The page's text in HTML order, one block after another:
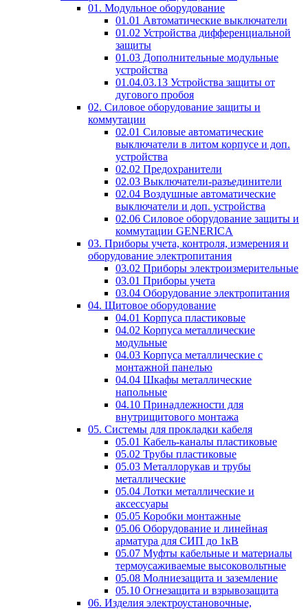
01. Модульное оборудование
01.01 Автоматические выключатели
01.02 Устройства дифференциальной
защиты
01.03 Дополнительные модульные
устройства
01.04.03.13 Устройства защиты от
дугового пробоя
02. Силовое оборудование защиты и
коммутации
02.01 Силовые автоматические
выключатели в литом корпусе и доп.
устройства
02.02 Предохранители
02.03 Выключатели-разъединители
02.04 Воздушные автоматические
выключатели и доп. устройства
02.06 Силовое оборудование защиты и
коммутации GENERICA
03. Приборы учета, контроля, измерения и
оборудование электропитания
03.02 Приборы электроизмерительные
03.01 Приборы учета
03.04 Оборудование электропитания
04. Щитовое оборудование
04.01 Корпуса пластиковые
04.02 Корпуса металлические
модульные
04.03 Корпуса металлические с
монтажной панелью
04.04 Шкафы металлические
напольные
04.10 Принадлежности для
внутрищитового монтажа
05. Системы для прокладки кабеля
05.01 Кабель-каналы пластиковые
05.02 Трубы пластиковые
05.03 Металлорукав и трубы
металлические
05.04 Лотки металлические и
аксессуары
05.05 Коробки монтажные
05.06 Оборудование и линейная
арматура для СИП до 1кВ
05.07 Муфты кабельные и материалы
термоусаживаемые высоковольтные
05.08 Молниезащита и заземление
05.10 Огнезащита и взрывозащита
06. Изделия электроустановочные,